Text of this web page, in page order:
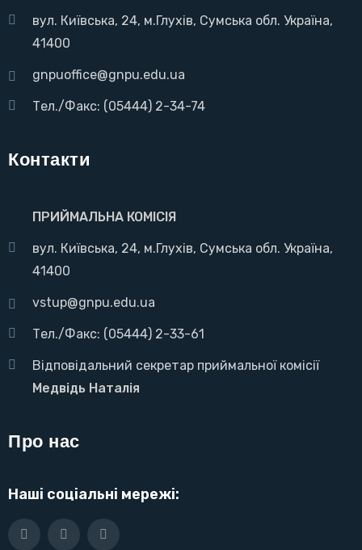
вул. Київська, 24, м.Глухів, Сумська обл. Україна,
41400
gnpuoffice@gnpu.edu.ua
Тел./Факс: (05444) 2-34-74
Контакти
ПРИЙМАЛЬНА КОМІСІЯ
вул. Київська, 24, м.Глухів, Сумська обл. Україна,
41400
vstup@gnpu.edu.ua
Тел./Факс: (05444) 2-33-61
Відповідальний секретар приймальної комісії
Медвідь Наталія
Про нас
Наші соціальні мережі: